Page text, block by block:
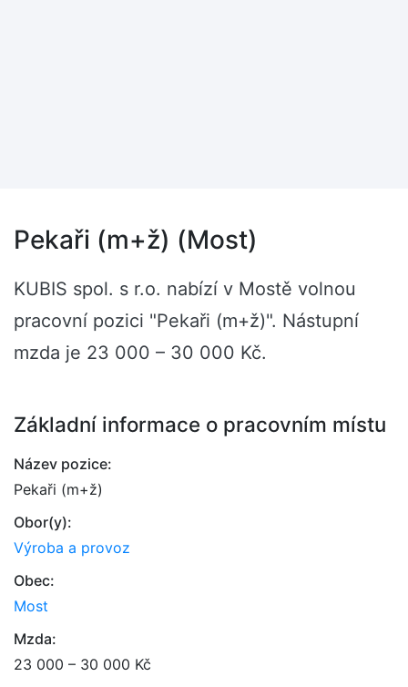
Pekaři (m+ž) (Most)
KUBIS spol. s r.o. nabízí v Mostě volnou
pracovní pozici "Pekaři (m+ž)". Nástupní
mzda je 23 000 – 30 000 Kč.
Základní informace o pracovním místu
Název pozice:
Pekaři (m+ž)
Obor(y):
Výroba a provoz
Obec:
Most
Mzda:
23 000 – 30 000 Kč